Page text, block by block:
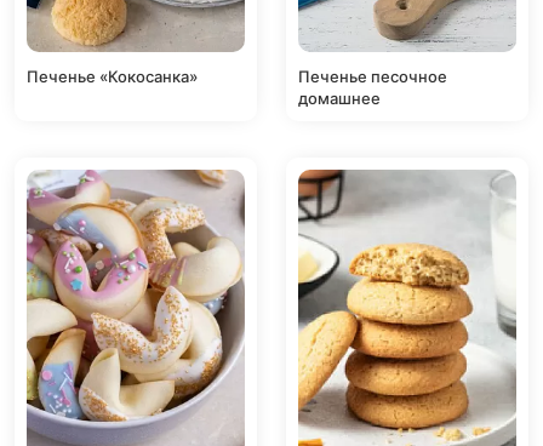
Печенье «Кокосанка»
Печенье песочное
домашнее